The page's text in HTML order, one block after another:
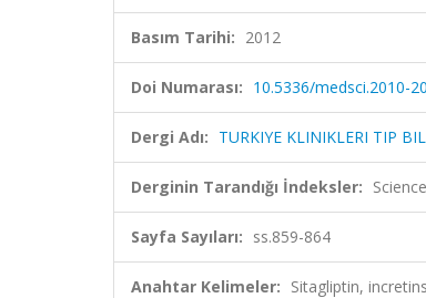
Basım Tarihi: 2012
Doi Numarası: 10.5336/medsci.2010-
Dergi Adı: TURKIYE KLINIKLERI TIP
Derginin Tarandığı İndeksler:
Sayfa Sayıları: ss.859-864
Anahtar Kelimeler: Sitagliptin,